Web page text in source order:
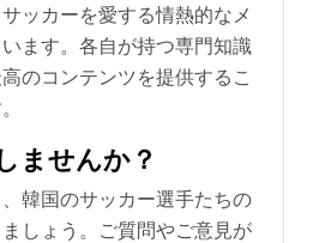
ッカーを愛する情熱的なメ
ます。各自が持つ専門知識
のコンテンツを提供するこ
ませんか？
韓国のサッカー選手たちの
しょう。ご質問やご意見が